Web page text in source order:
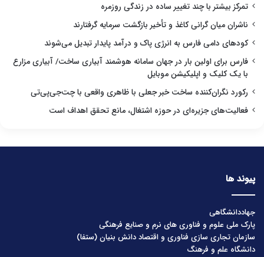
تمرکز بیشتر با چند تغییر ساده در زندگی روزمره
ناشران میان گرانی کاغذ و تأخیر بازگشت سرمایه گرفتارند
کودهای دامی فارس به انرژی پاک و درآمد پایدار تبدیل می‌شوند
فارس برای اولین بار در جهان سامانه هوشمند آبیاری ساخت/ آبیاری مزارع
با یک کلیک و اپلیکیشن موبایل
رکورد نگران‌کننده ساخت خبر جعلی با ظاهری واقعی با چت‌جی‌پی‌تی
فعالیت‌های جزیره‌ای در حوزه اشتغال، مانع تحقق اهداف است
پیوند ها
جهاددانشگاهی
پارک ملی علوم و فناوری های نرم و صنایع فرهنگی
سازمان تجاری سازی فناوری و اقتصاد دانش بنیان (ستفا)
دانشگاه علم و فرهنگ